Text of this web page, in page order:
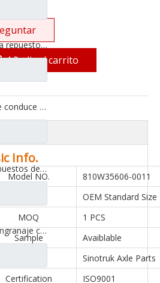
Engranaje planetario para repuestos de camiones Ford CH0040M0-0
Engranaje impulsado que conduce el engranaje cilíndrico para los recambios CD0042M0-8 del camión de Ford
Eje de remolque para repuestos de camiones Ford 13T16T20T
Engranaje impulsor del engranaje cilíndrico conducido para los recambios CD0401M0-7 del camión de Ford
Añadir al carrito
Info.
Model NO.
810W35606-0011
OEM Standard Size
MOQ
1 PCS
Sample
Avaiblable
Sinotruk Axle Parts
Certification
ISO9001